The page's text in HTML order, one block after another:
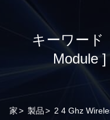
キーワー
Module
家> 製品> 2 4 Ghz